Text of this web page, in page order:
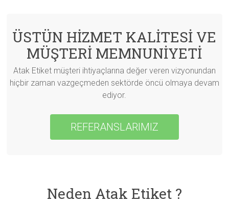
ÜSTÜN HİZMET KALİTESİ VE
MÜŞTERİ MEMNUNİYETİ
Atak Etiket müşteri ihtiyaçlarına değer veren vizyonundan
hiçbir zaman vazgeçmeden sektörde öncü olmaya devam
ediyor.
REFERANSLARIMIZ
Neden Atak Etiket ?